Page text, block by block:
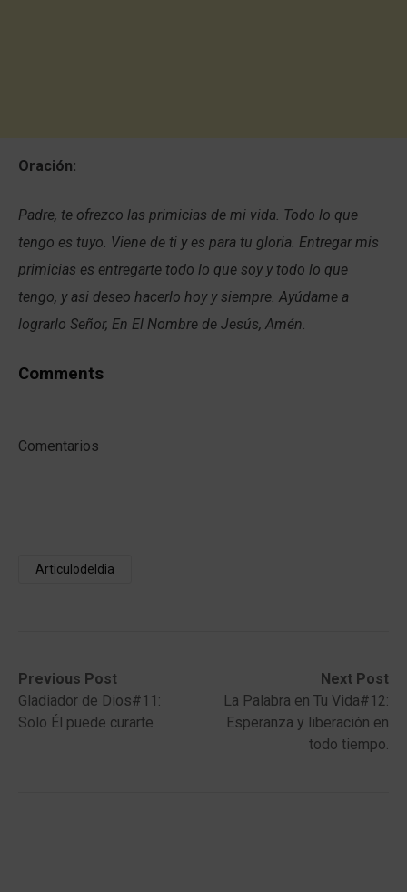
Oración:
Padre, te ofrezco las primicias de mi vida. Todo lo que
tengo es tuyo. Viene de ti y es para tu gloria. Entregar mis
primicias es entregarte todo lo que soy y todo lo que
tengo, y asi deseo hacerlo hoy y siempre. Ayúdame a
lograrlo Señor, En El Nombre de Jesús, Amén.
Comments
Comentarios
Articulodeldia
Post
navigation
Previous Post
Previous
post:Gladiador de Dios#11:
Solo Él puede curarte
Next Post
Next
post:
La Palabra en Tu Vida#12:
Esperanza y liberación en
todo tiempo.